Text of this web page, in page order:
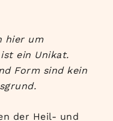
hier um
ein Unikat.
Form sind kein
der Heil- und